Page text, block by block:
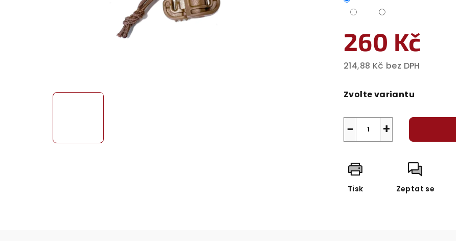
260 Kč
214,88 Kč bez DPH
cena:
Zvolte variantu
+
−
Tisk Zeptat se